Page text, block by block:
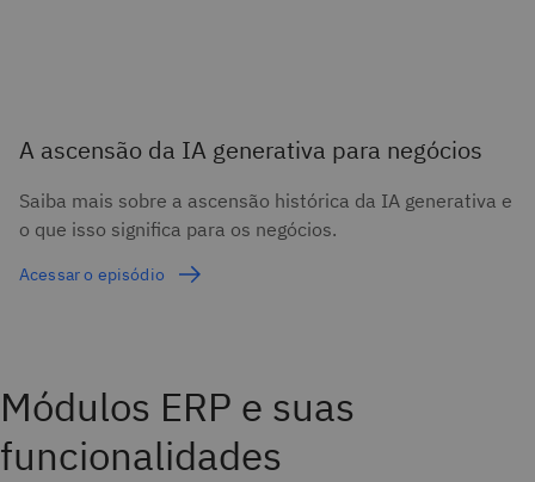
A ascensão da IA generativa para negócios
Saiba mais sobre a ascensão histórica da IA generativa e
o que isso significa para os negócios.
Acessar o episódio
Módulos ERP e suas
funcionalidades